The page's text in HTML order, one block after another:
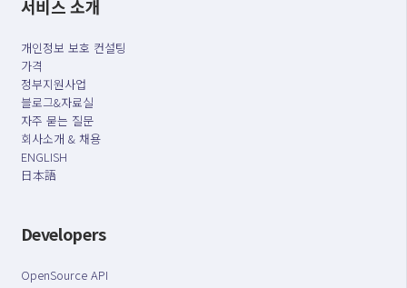
서비스 소개
개인정보 보호 컨설팅
가격
정부지원사업
블로그&자료실
자주 묻는 질문
회사소개 & 채용
ENGLISH
日本語
Developers
OpenSource API